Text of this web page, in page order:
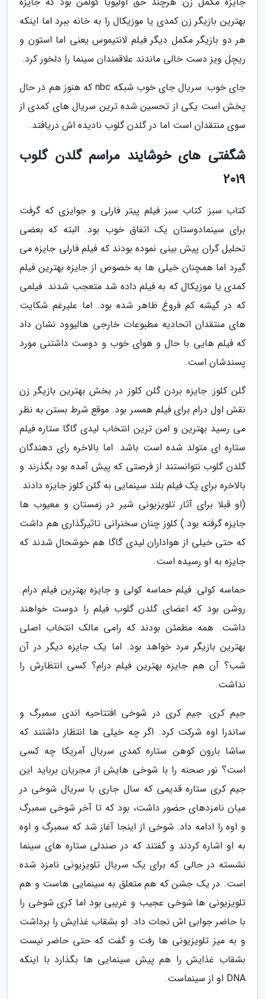
بهترین بازیگر زن کمدی یا موزیکال را به خانه ببرد اما اینکه
هر دو بازیگر مکمل دیگر فیلم لانتیموس یعنی اما استون و
ریچل ویز دست خالی ماندند علاقمندان سینما را دلخور کرد.
جای خوب: سریال جای خوب شبکه nbc که هنوز هم در حال
پخش است یکی از تحسین شده ترین سریال های کمدی از
سوی منتقدان است اما در گلدن گلوب نادیده اش دریافتد.
شگفتی های خوشایند مراسم گلدن گلوب
2019
کتاب سبز: کتاب سبز فیلم پیتر فارلی و جوایزی که گرفت
برای سینمادوستان یک اتفاق خوب بود. البته که بعضی
تحلیل گران پیش بینی نموده بودند که فیلم فارلی جایزه می
گیرد اما همچنان خیلی ها به خصوص از جایزه بهترین فیلم
کمدی یا موزیکال که به فیلم داده شد متعجب شدند. فیلمی
که در گیشه کم فروغ ظاهر شده بود. اما علیرغم شکایت
های منتقدان اتحادیه مطبوعات خارجی هالیوود نشان داد
که فیلم هایی با حال و هوای خوب و دوست داشتنی مورد
پسندشان است.
گلن کلوز: جایزه بردن گلن کلوز در بخش بهترین بازیگر زن
نقش اول درام برای فیلم همسر بود. موقع شرط بستن به نظر
می رسید بهترین و امن ترین انتخاب لیدی گاگا ستاره فیلم
ستاره ای متولد شده است باشد. اما بالاخره رای دهندگان
گلدن گلوب نتوانستند از فرصتی که پیش آمده بود بگذرند و
بالاخره برای یک فیلم بلند سینمایی به گلن کلوز جایزه دادند.
(او قبلا برای آثار تلویزیونی شیر در زمستان و معیوب ها
جایزه گرفته بود.) کلوز چنان سخنرانی تاثیرگذاری هم داشت
که حتی خیلی از هواداران لیدی گاگا هم خوشحال شدند که
جایزه به او رسیده است.
حماسه کولی: فیلم حماسه کولی و جایزه بهترین فیلم درام.
روشن بود که اعضای گلدن گلوب فیلم را دوست خواهند
داشت. همه مطمئن بودند که رامی مالک انتخاب اصلی
بهترین بازیگر مرد خواهد بود. اما یک جایزه دیگر در آن
شب؟ آن هم جایزه بهترین فیلم درام؟ کسی انتظارش را
نداشت.
جیم کری: جیم کری در شوخی افتتاحیه اندی سمبرگ و
ساندرا اوه شرکت کرد. اگر چه خیلی ها انتظار داشتند که
ساشا بارون کوهن ستاره کمدی سریال آمریکا چه کسی
است؟ نور صحنه را با شوخی هایش از مجریان برباید این
جیم کری ستاره قدیمی که سال جاری با سریال شوخی در
میان نامزدهای حضور داشت، بود که تا آخر شوخی سمبرگ
و اوه را ادامه داد. شوخی از اینجا آغاز شد که سمبرگ و اوه
به او اشاره کردند و گفتند که در صندلی ستاره های سینما
نشسته در حالی که برای یک سریال تلویزیونی نامزد شده
است. در یک جشن که هم متعلق به سینمایی هاست و هم
تلویزیونی ها شوخی عجیب و غریبی بود اما کری شوخی را
با حاضر جوابی اش نجات داد. او بشقاب غذایش را برداشت
و به میز تلویزیونی ها رفت و گفت که حتی حاضر نیست
بشقاب غذایش را هم پیش سینمایی ها بگذارد با اینکه
DNA او از سینماست.